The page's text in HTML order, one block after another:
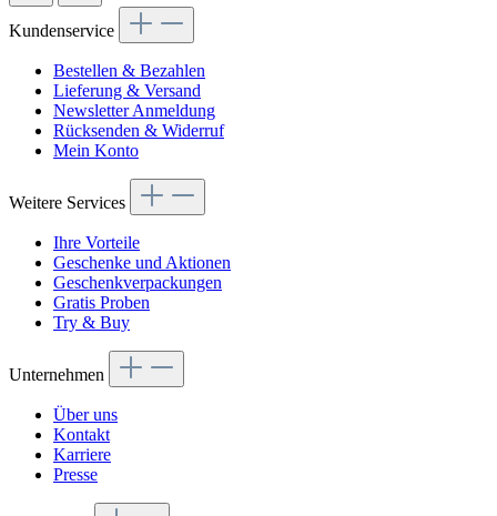
Kundenservice
Bestellen & Bezahlen
Lieferung & Versand
Newsletter Anmeldung
Rücksenden & Widerruf
Mein Konto
Weitere Services
Ihre Vorteile
Geschenke und Aktionen
Geschenkverpackungen
Gratis Proben
Try & Buy
Unternehmen
Über uns
Kontakt
Karriere
Presse